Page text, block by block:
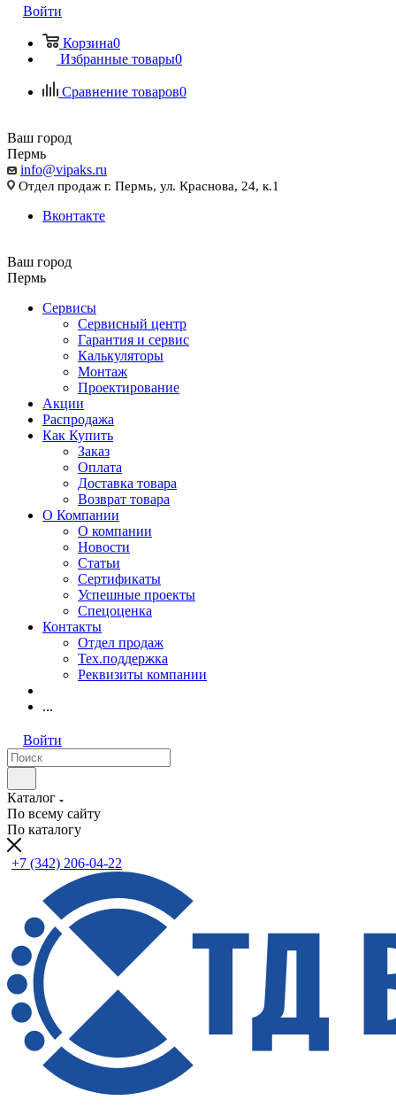
Войти
Корзина0
Избранные товары0
Сравнение товаров0
Ваш город
Пермь
info@vipaks.ru
Отдел продаж г. Пермь, ул. Краснова, 24, к.1
Вконтакте
Ваш город
Пермь
Сервисы
Сервисный центр
Гарантия и сервис
Калькуляторы
Монтаж
Проектирование
Акции
Распродажа
Как Купить
Заказ
Оплата
Доставка товара
Возврат товара
О Компании
О компании
Новости
Статьи
Сертификаты
Успешные проекты
Спецоценка
Контакты
Отдел продаж
Тех.поддержка
Реквизиты компании
...
Войти
Каталог
По всему сайту
По каталогу
+7 (342) 206-04-22